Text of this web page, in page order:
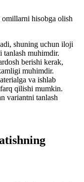
hisobga olish
shuning uchun iloji
tanlash muhimdir.
berishi kerak,
muhimdir.
va ishlab
qilishi mumkin.
variantni tanlash